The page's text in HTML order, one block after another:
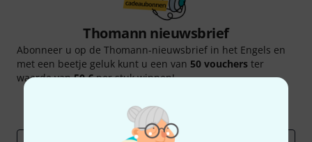
Thomann nieuwsbrief
Abonneer u op de Thomann-nieuwsbrief in het Engels en
met een beetje geluk kunt u een van 50 vouchers ter
waarde van50 €per stuk winnen!
Thomann-inzichten